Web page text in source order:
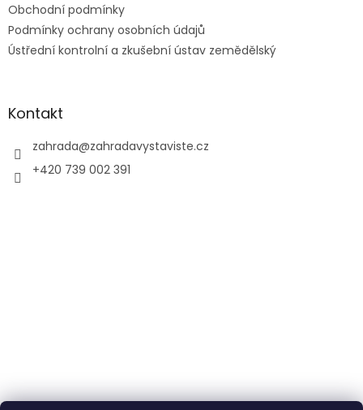
Obchodní podmínky
Podmínky ochrany osobních údajů
Ústřední kontrolní a zkušební ústav zemědělský
Kontakt
zahrada@zahradavystaviste.cz
+420 739 002 391